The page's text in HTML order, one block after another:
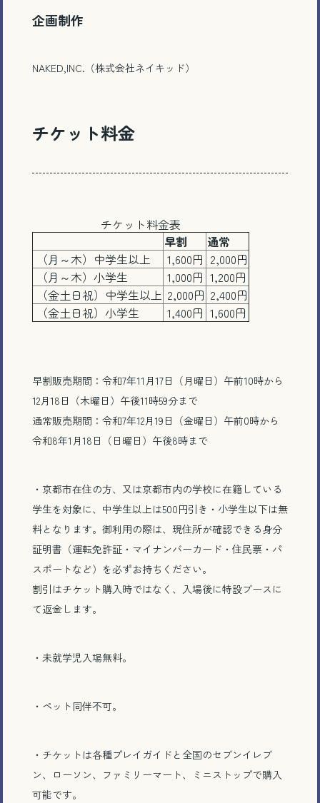
電話で相談する
メール相談・面談予約
LINEで相談する
とじる
企画制作
NAKED,INC.（株式会社ネイキッド）
チケット料金
チケット料金表
早割
通常
（月～木）中学生以上
1,600円 2,000円
（月～木）小学生
1,000円 1,200円
（金土日祝）中学生以上 2,000円 2,400円
（金土日祝）小学生
1,400円 1,600円
早割販売期間：令和7年11月17日（月曜日）午前10時から
12月18日（木曜日）午後11時59分まで
通常販売期間：令和7年12月19日（金曜日）午前0時から
令和8年1月18日（日曜日）午後8時まで
・京都市在住の方、又は京都市内の学校に在籍している
学生を対象に、中学生以上は500円引き・小学生以下は無
料となります。御利用の際は、現住所が確認できる身分
証明書（運転免許証・マイナンバーカード・住民票・パ
スポートなど）を必ずお持ちください。
割引はチケット購入時ではなく、入場後に特設ブースに
て返金します。
・未就学児入場無料。
・ペット同伴不可。
・チケットは各種プレイガイドと全国のセブンイレブ
ン、ローソン、ファミリーマート、ミニストップで購入
可能です。